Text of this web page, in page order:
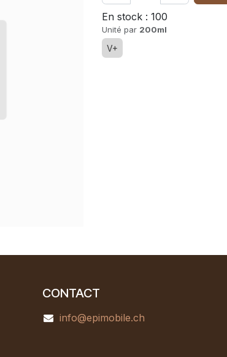
En stock : 100
Unité par 200ml
V+
CONTACT
info@epimobile.ch